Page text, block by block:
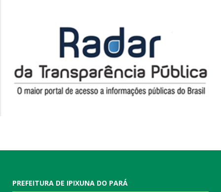
PREFEITURA DE IPIXUNA DO PARÁ